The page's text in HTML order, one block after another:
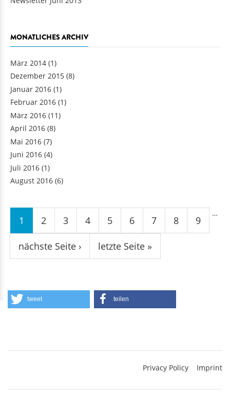
MONATLICHES ARCHIV
März 2014 (1)
Dezember 2015 (8)
Januar 2016 (1)
Februar 2016 (1)
März 2016 (11)
April 2016 (8)
Mai 2016 (7)
Juni 2016 (4)
Juli 2016 (1)
August 2016 (6)
Seiten
1 2 3 4 5 6 7 8 9
…
nächste Seite › letzte Seite »
tweet teilen
Privacy Policy Imprint